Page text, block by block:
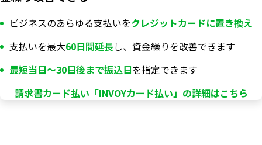
ビジネスのあらゆる支払いをクレジットカードに置き換え
支払いを最大60日間延長し、資金繰りを改善できます
最短当日〜30日後まで振込日を指定できます
請求書カード払い「INVOYカード払い」の詳細はこちら